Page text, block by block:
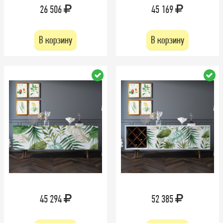
26 506
В корзину
45 169
В корзину
45 294 52 385